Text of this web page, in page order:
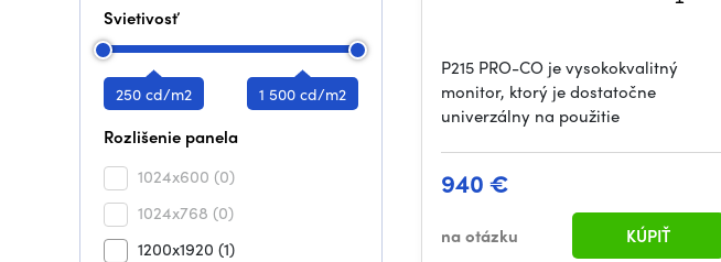
Svietivosť
250 cd/m2 1 500 cd/m2
Rozlišenie panela
1024x600 (0)
1024x768 (0)
1200x1920 (1)
P215 PRO-CO je vysokokvalitný
monitor, ktorý je dostatočne
univerzálny na použitie
940 €
na otázku KÚPIŤ